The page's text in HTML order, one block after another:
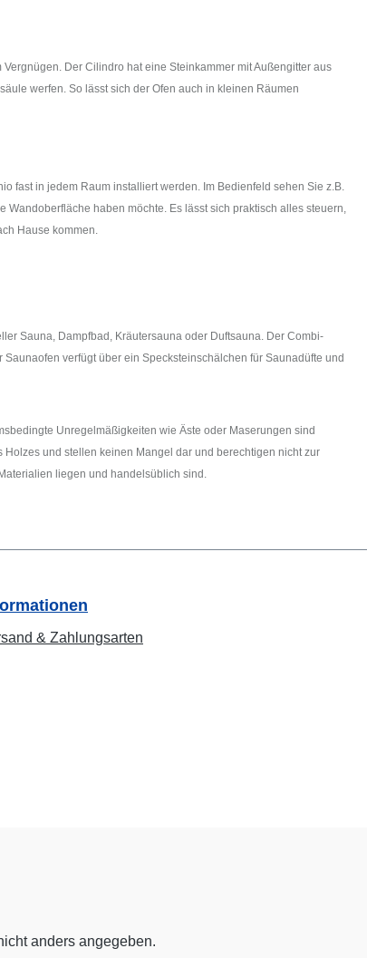
Der Cilindro hat eine Steinkammer mit Außengitter aus
werfen. So lässt sich der Ofen auch in kleinen Räumen
fast in jedem Raum installiert werden. Im Bedienfeld sehen Sie z.B.
haben möchte. Es lässt sich praktisch alles steuern,
Hause kommen.
Sauna, Dampfbad, Kräutersauna oder Duftsauna. Der Combi-
verfügt über ein Specksteinschälchen für Saunadüfte und
Unregelmäßigkeiten wie Äste oder Maserungen sind
und stellen keinen Mangel dar und berechtigen nicht zur
liegen und handelsüblich sind.
& Zahlungsarten
anders angegeben.